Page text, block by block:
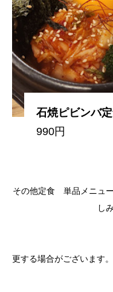
石焼ピビンバ
990円
その他定食 単品メニュ
し
定食のお肉
更する場合がございます。